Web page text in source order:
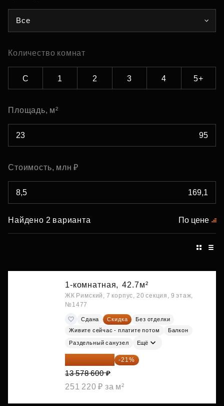
Все
Количество комнат
С 1 2 3 4 5+
Площадь, м²
Стоимость, млн ₽
Найдено 2 варианта По цене
1-комнатная, 42.7м²
ЖК Римский, 7 корпус, 20 секция, 9 этаж,
№1477
Сдана Скидка
Без отделки
Живите сейчас - платите потом
Балкон
Раздельный санузел Ещё
10 727 094 ₽ -21%
13 578 600 ₽
251 220 ₽ за м²